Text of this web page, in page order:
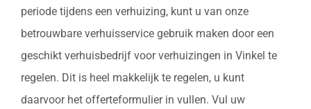
periode tijdens een verhuizing, kunt u van onze
betrouwbare verhuisservice gebruik maken door een
geschikt verhuisbedrijf voor verhuizingen in Vinkel te
regelen. Dit is heel makkelijk te regelen, u kunt
daarvoor het offerteformulier in vullen. Vul uw